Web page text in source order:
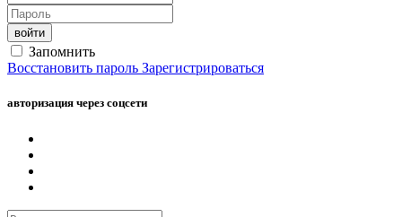
войти
Запомнить
Восстановить пароль Зарегистрироваться
авторизация через соцсети